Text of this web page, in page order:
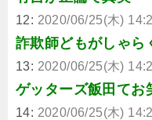
12: 2020/06/25(木)
詐欺師どもがしゃら
13: 2020/06/25(木)
ゲッターズ飯田てお
14: 2020/06/25(木)